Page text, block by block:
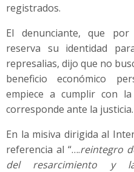
registrados.
El denunciante, que
reserva su identidad
represalias, dijo que no
beneficio económico
empiece a cumplir con
corresponde ante la justicia.
En la misiva dirigida al
referencia al “….reintegro
del resarcimiento y